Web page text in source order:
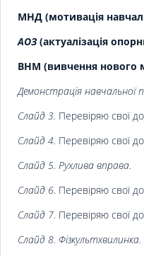
МНД (мотивація
АОЗ(актуалізація
ВНМ (вивчення нового
Демонстрація навчальної
Слайд 3. Перевіряю свої
Слайд 4. Перевіряю свої
Слайд 5. Рухлива вправа.
Слайд 6. Перевіряю свої
Слайд 7. Перевіряю свої
Слайд 8. Фізкультхвилинка.